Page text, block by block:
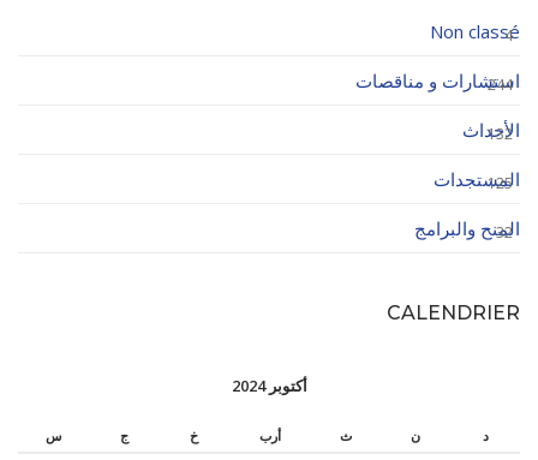
Non classé
4
استشارات و مناقصات
244
الأحداث
132
المستجدات
125
المنح والبرامج
32
CALENDRIER
أكتوبر 2024
د ن ث أرب خ ج
س